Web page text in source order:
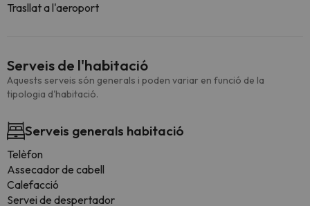
Trasllat a l'aeroport
Serveis de l'habitació
Aquests serveis són generals i poden variar en funció de la
tipologia d'habitació.
Serveis generals habitació
Telèfon
Assecador de cabell
Calefacció
Servei de despertador